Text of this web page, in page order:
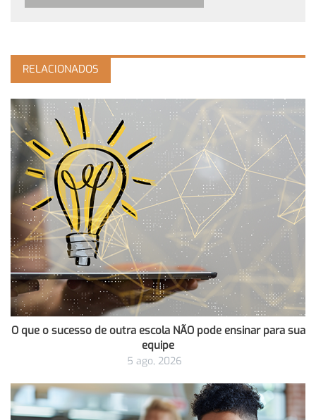
RELACIONADOS
O que o sucesso de outra escola NÃO pode ensinar para sua
equipe
5 ago, 2026